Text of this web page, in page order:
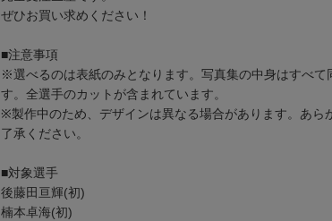
ぜひお買い求めください！
■注意事項
※選べるのは表紙のみとなります。写真集の中身はすべて
す。全選手のカットが含まれています。
※製作中のため、デザインは異なる場合があります。あら
了承ください。
■対象選手
後藤田亘輝(初)
楠本卓海(初)